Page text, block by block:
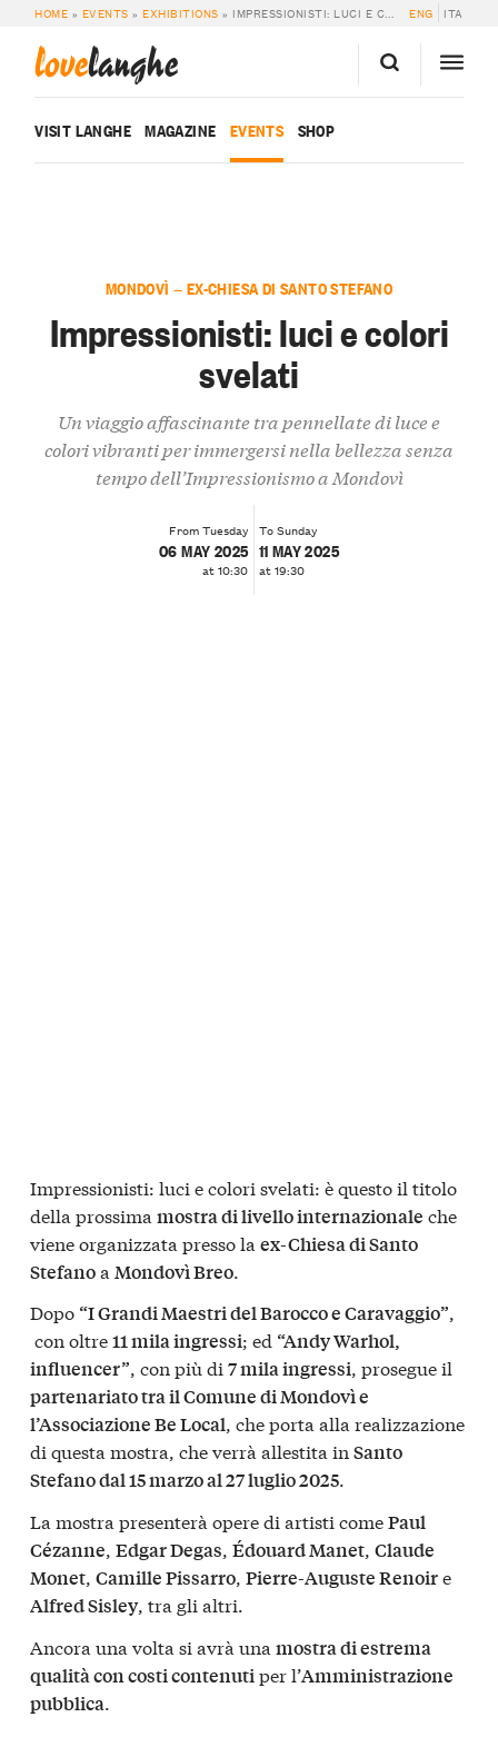
HOME » EVENTS »EXHIBITIONS » IMPRESSIONISTI: LUCI E COLORI SVELATI ENG ITA
lovelanghe
VISIT LANGHE MAGAZINE EVENTS SHOP
MONDOVÌ — EX-CHIESA DI SANTO STEFANO
Impressionisti: luci e colori
svelati
Un viaggio affascinante tra pennellate di luce e
colori vibranti per immergersi nella bellezza senza
tempo dell’Impressionismo a Mondovì
From Tuesday
06 MAY 2025
at 10:30
To Sunday
11 MAY 2025
at 19:30
Impressionisti: luci e colori svelati: è questo il titolo
della prossima mostra di livello internazionale che
viene organizzata presso la ex-Chiesa di Santo
Stefanoa Mondovì Breo.
Dopo “I Grandi Maestri del Barocco e Caravaggio”,
con oltre11 mila ingressi; ed “Andy Warhol,
influencer”, con più di 7 mila ingressi, prosegue il
partenariato tra il Comune di Mondovì e
l’Associazione Be Local, che porta alla realizzazione
di questa mostra, che verrà allestita in Santo
Stefano dal 15 marzo al 27 luglio 2025.
La mostra presenterà opere di artisti comePaul
Cézanne, Edgar Degas, Édouard Manet, Claude
Monet, Camille Pissarro, Pierre-Auguste Renoire
Alfred Sisley, tra gli altri.
Ancora una volta si avrà una mostra di estrema
qualità con costi contenutiper l’Amministrazione
pubblica.